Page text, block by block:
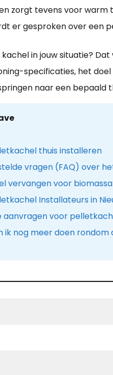
zorgt tevens voor warm
er gesproken over een
in jouw situatie?
specificaties, het
naar een bepaald
thuis installeren
vragen (FAQ) over
vervangen voor
Installateurs in
aanvragen voor
ik nog meer doen rondom